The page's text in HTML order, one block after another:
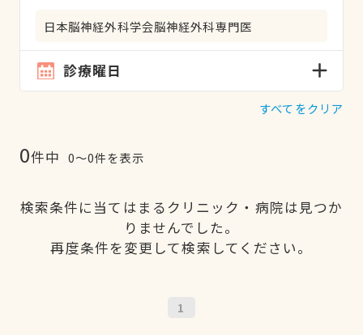
日本脳神経外科学会脳神経外科専門医
診療曜日
すべてをクリア
0件中 0〜0件を表示
検索条件に当てはまるクリニック・病院は見つか
りませんでした。
再度条件を変更して検索してください。
1